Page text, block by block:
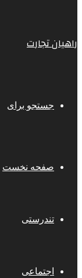
راهیان تجارت
جستجو برای
صفحه نخست
تندرستی
اجتماعی